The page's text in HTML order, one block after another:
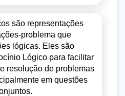
são representações
problema que
lógicas. Eles são
Lógico para facilitar
resolução de problemas
em questões